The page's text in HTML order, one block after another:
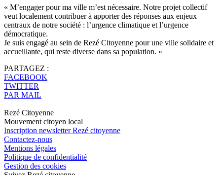
« M’engager pour ma ville m’est nécessaire. Notre projet collectif
veut localement contribuer à apporter des réponses aux enjeux
centraux de notre société : l’urgence climatique et l’urgence
démocratique.
Je suis engagé au sein de Rezé Citoyenne pour une ville solidaire et
accueillante, qui reste diverse dans sa population. »
PARTAGEZ :
FACEBOOK
TWITTER
PAR MAIL
Rezé Citoyenne
Mouvement citoyen local
Inscription newsletter Rezé citoyenne
Contactez-nous
Mentions légales
Politique de confidentialité
Gestion des cookies